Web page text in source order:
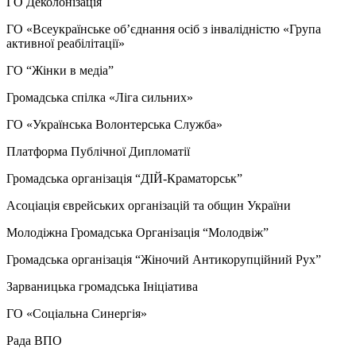
ГО «Всеукраїнське об’єднання осіб з інвалідністю «Група
активної реабілітації»
ГО “Жінки в медіа”
Громадська спілка «Ліга сильних»
ГО «Українська Волонтерська Служба»
Платформа Публічної Дипломатії
Громадська організація “ДІЙ-Краматорськ”
Асоціація єврейських організацій та общин України
Молодіжна Громадська Організація “Молодвіж”
Громадська організація “Жіночий Антикорупційний Рух”
Зарваницька громадська Ініціатива
ГО «Соціальна Синергія»
Рада ВПО